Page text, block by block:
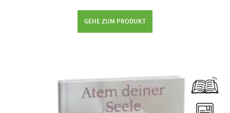
GEHE ZUM PRODUKT